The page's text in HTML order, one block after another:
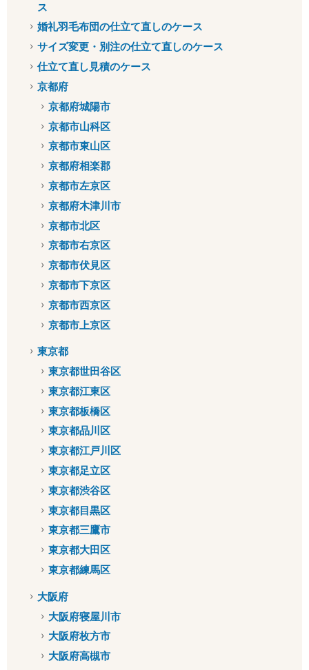
ス
婚礼羽毛布団の仕立て直しのケース
サイズ変更・別注の仕立て直しのケース
仕立て直し見積のケース
京都府
京都府城陽市
京都市山科区
京都市東山区
京都府相楽郡
京都市左京区
京都府木津川市
京都市北区
京都市右京区
京都市伏見区
京都市下京区
京都市西京区
京都市上京区
東京都
東京都世田谷区
東京都江東区
東京都板橋区
東京都品川区
東京都江戸川区
東京都足立区
東京都渋谷区
東京都目黒区
東京都三鷹市
東京都大田区
東京都練馬区
大阪府
大阪府寝屋川市
大阪府枚方市
大阪府高槻市